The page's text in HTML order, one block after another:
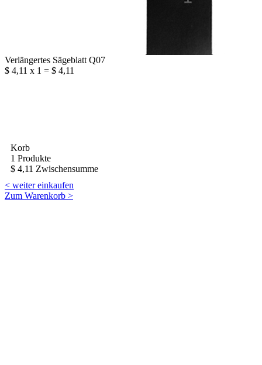
Verlängertes Sägeblatt Q07
$ 4,11 x 1 = $ 4,11
Korb
1 Produkte
$ 4,11 Zwischensumme
< weiter einkaufen
Zum Warenkorb >